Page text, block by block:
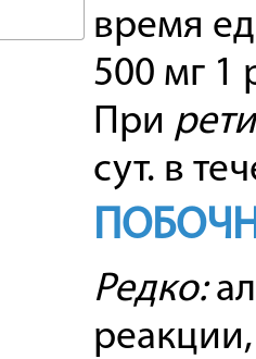
время
500 мг 1
При
сут. в
Редко: